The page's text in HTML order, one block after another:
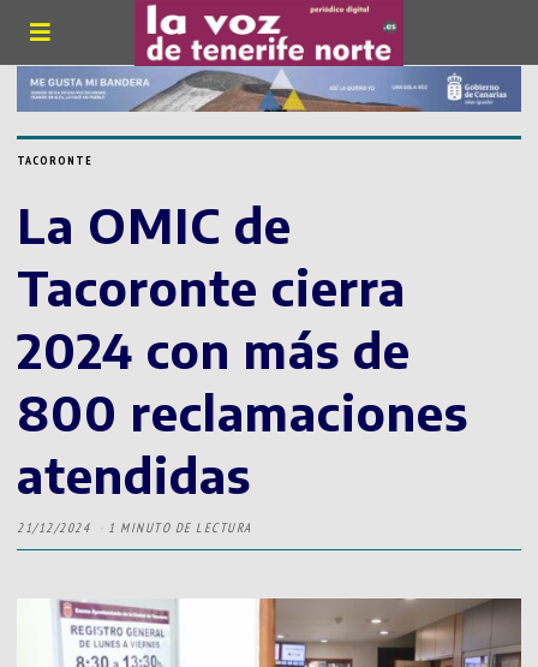
TACORONTE
La OMIC de
Tacoronte cierra
2024 con más de
800 reclamaciones
atendidas
21/12/2024 1 MINUTO DE LECTURA